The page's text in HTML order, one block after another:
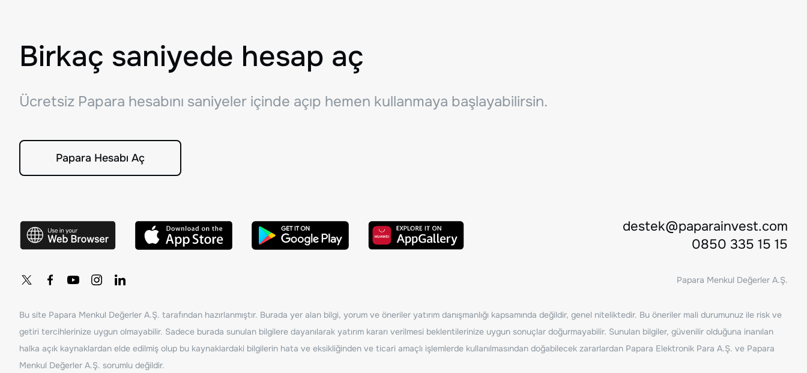
Birkaç saniyede hesap aç
Ücretsiz Papara hesabını saniyeler içinde açıp hemen kullanmaya başlayabilirsin.
Papara Hesabı Aç
destek@paparainvest.com
0850 335 15 15
Papara Menkul Değerler A.Ş.
Bu site Papara Menkul Değerler A.Ş. tarafından hazırlanmıştır. Burada yer alan bilgi, yorum ve öneriler yatırım danışmanlığı kapsamında değildir, genel niteliktedir. Bu öneriler mali durumunuz ile risk ve
getiri tercihlerinize uygun olmayabilir. Sadece burada sunulan bilgilere dayanılarak yatırım kararı verilmesi beklentilerinize uygun sonuçlar doğurmayabilir. Sunulan bilgiler, güvenilir olduğuna inanılan
halka açık kaynaklardan elde edilmiş olup bu kaynaklardaki bilgilerin hata ve eksikliğinden ve ticari amaçlı işlemlerde kullanılmasından doğabilecek zararlardan Papara Elektronik Para A.Ş. ve Papara
Menkul Değerler A.Ş. sorumlu değildir.